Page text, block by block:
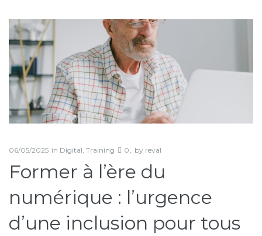
Étiquette :
former
06/05/2025 in Digital Training 0 by reval
Former à l’ère du
numérique : l’urgence
d’une inclusion pour tous